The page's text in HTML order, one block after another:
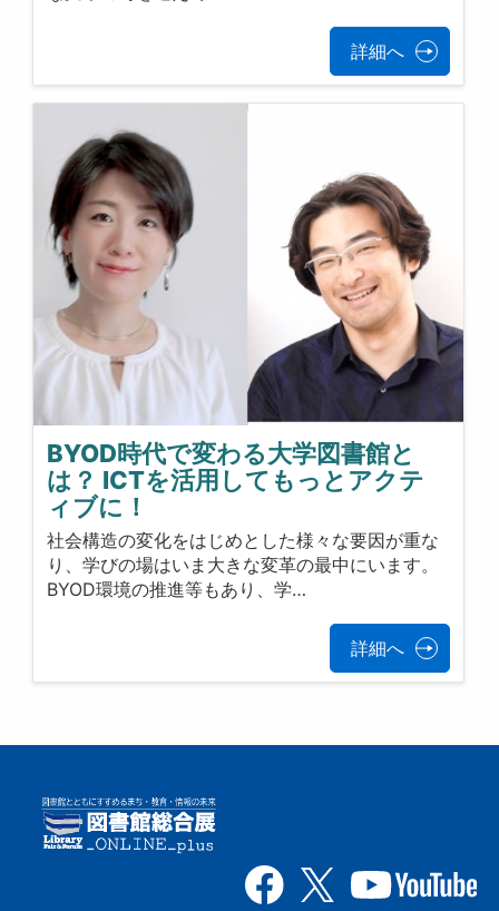
詳細へ
BYOD時代で変わる大学図書館と
は？ ICTを活用してもっとアクテ
ィブに！
社会構造の変化をはじめとした様々な要因が重な
り、学びの場はいま大きな変革の最中にいます。
BYOD環境の推進等もあり、学…
詳細へ